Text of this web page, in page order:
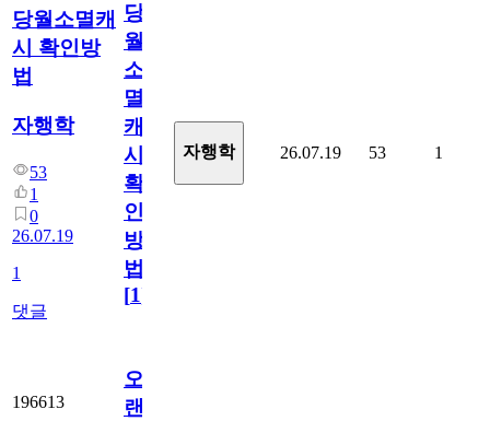
당월소멸캐
시 확인방
법
자행학
53
1
0
26.07.19
1
댓글
당
월
소
멸
캐
시
확
인
방
법
[1]
자행학 26.07.19 53 1
196613
오
랜